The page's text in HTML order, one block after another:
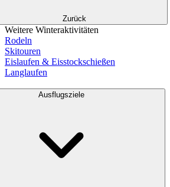
Zurück
Weitere Winteraktivitäten
Rodeln
Skitouren
Eislaufen & Eisstockschießen
Langlaufen
Ausflugsziele